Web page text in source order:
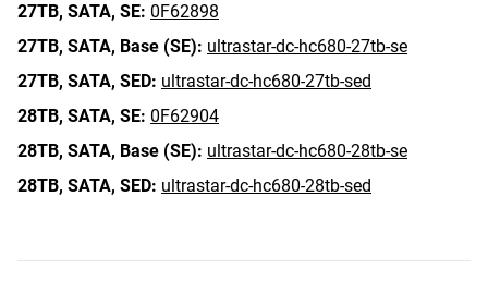
27TB, SATA, SE: 0F62898
27TB, SATA, Base (SE): ultrastar-dc-hc680-27tb-se
27TB, SATA, SED: ultrastar-dc-hc680-27tb-sed
28TB, SATA, SE: 0F62904
28TB, SATA, Base (SE): ultrastar-dc-hc680-28tb-se
28TB, SATA, SED: ultrastar-dc-hc680-28tb-sed